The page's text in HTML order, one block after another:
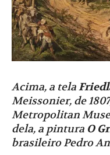
Acima, a tela
Meissonier, de
Metropolitan
dela, a pintura O
brasileiro Pedro